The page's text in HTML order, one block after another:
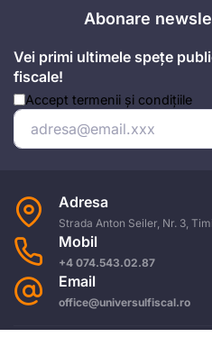
Abonare
Vei primi ultimele spețe
fiscale!
Accept termenii și condițiile
Adresa
Strada Anton Seiler, Nr. 3,
Mobil
+4 074.543.02.87
Email
office@universulfiscal.ro